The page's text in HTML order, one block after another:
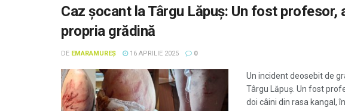
Caz șocant la Târgu Lăpuș: Un fost profesor,
propria grădină
DE EMARAMUREȘ 16 APRILIE 2025 0
Un incident deosebit de
Târgu Lăpuș. Un fost
doi câini din rasa kangal, în